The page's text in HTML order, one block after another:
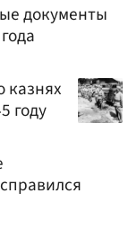
документы
казнях
году